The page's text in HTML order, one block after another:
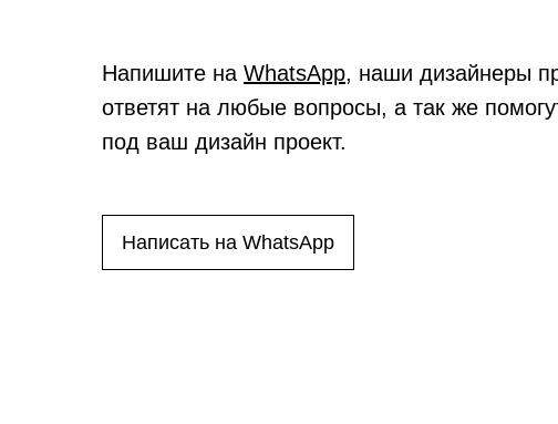
Напишите на WhatsApp, наши дизайнеры
ответят на любые вопросы, а так же
под ваш дизайн проект.
Написать на WhatsApp